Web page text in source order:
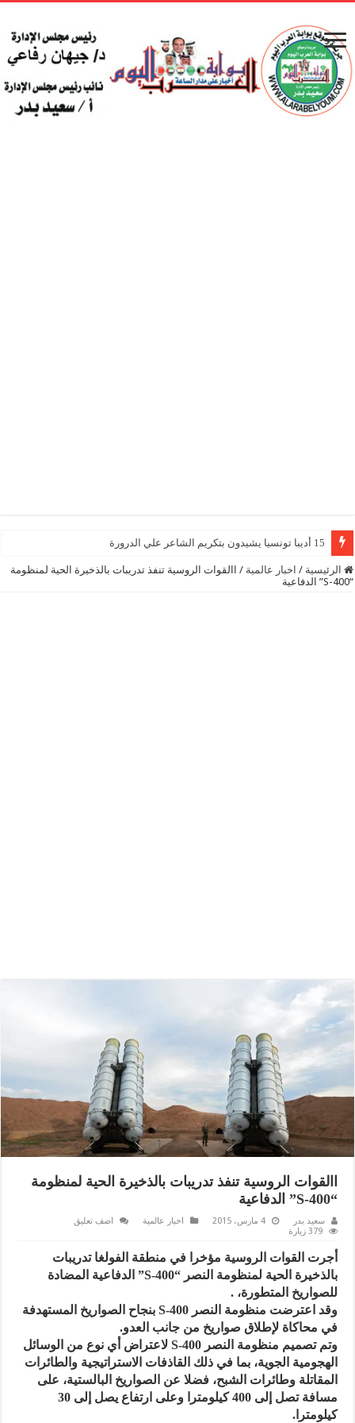
15 أديبا تونسيا يشيدون بتكريم الشاعر علي الدرورة
الرئيسية / اخبار عالمية /
االقوات الروسية تنفذ تدريبات بالذخيرة الحية لمنظومة
“S-400” الدفاعية
االقوات الروسية تنفذ تدريبات بالذخيرة الحية لمنظومة
“S-400” الدفاعية
سعيد بدر 4 مارس، 2015 اخبار عالمية
اضف تعليق
379 زيارة
أجرت القوات الروسية مؤخرا في منطقة الفولغا تدريبات
بالذخيرة الحية لمنظومة النصر “S-400” الدفاعية المضادة
للصواريخ المتطورة، .
وقد اعترضت منظومة النصر S-400 بنجاح الصواريخ المستهدفة
في محاكاة لإطلاق صواريخ من جانب العدو.
وتم تصميم منظومة النصر S-400 لاعتراض أي نوع من الوسائل
الهجومية الجوية، بما في ذلك القاذفات الاستراتيجية والطائرات
المقاتلة وطائرات الشبح، فضلا عن الصواريخ البالستية، على
مسافة تصل إلى 400 كيلومترا وعلى ارتفاع يصل إلى 30
كيلومترا.